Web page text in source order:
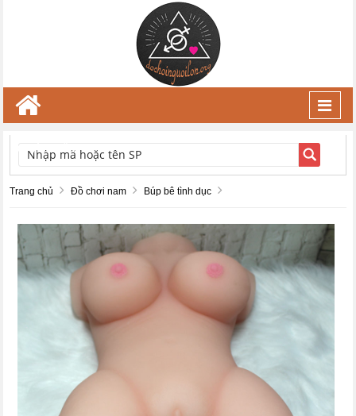
TÌM KIẾM
Trang chủ Đồ chơi nam Búp bê tình dục